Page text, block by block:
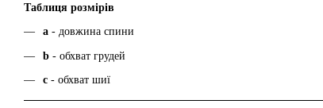
Таблиця розмірів
а - довжина спини
b - обхват грудей
c - обхват шиї